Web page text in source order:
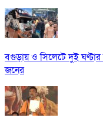
বগুড়ায় ও সিলেটে দুই
জনের